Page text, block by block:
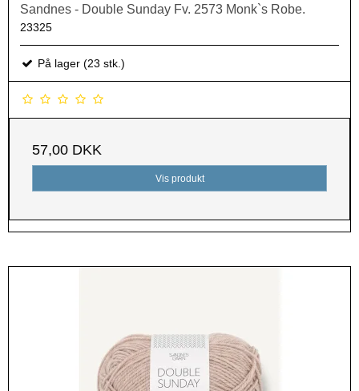
Sandnes - Double Sunday Fv. 2573 Monk`s Robe.
23325
På lager (23 stk.)
57,00 DKK
Vis produkt